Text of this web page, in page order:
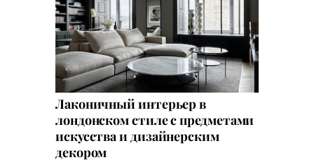
Лаконичный интерьер в
лондонском стиле с предметами
искусства и дизайнерским
декором